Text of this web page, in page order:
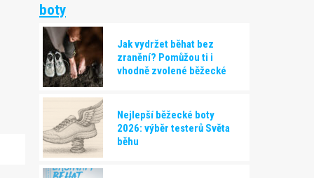
boty
Jak vydržet běhat bez
zranění? Pomůžou ti i
vhodně zvolené běžecké
Nejlepší běžecké boty
2026: výběr testerů Světa
běhu